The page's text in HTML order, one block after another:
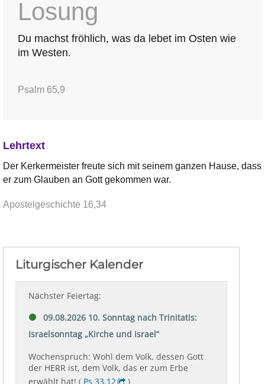
Losung
Du machst fröhlich, was da lebet im Osten wie
im Westen.
Psalm 65,9
Lehrtext
Der Kerkermeister freute sich mit seinem ganzen Hause, dass
er zum Glauben an Gott gekommen war.
Apostelgeschichte 16,34